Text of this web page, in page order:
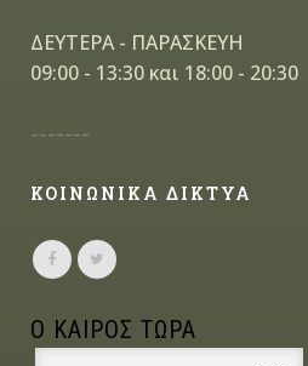
ΔΕΥΤΕΡΑ - ΠΑΡΑΣΚΕΥΗ
09:00 - 13:30 και 18:00 - 20:30
-------
ΚΟΙΝΩΝΙΚΑ ΔΙΚΤΥΑ
Ο ΚΑΙΡΟΣ ΤΩΡΑ